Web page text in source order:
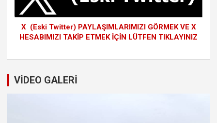
X (Eski Twitter) PAYLAŞIMLARIMIZI GÖRMEK VE X
HESABIMIZI TAKİP ETMEK İÇİN LÜTFEN TIKLAYINIZ
VİDEO GALERİ